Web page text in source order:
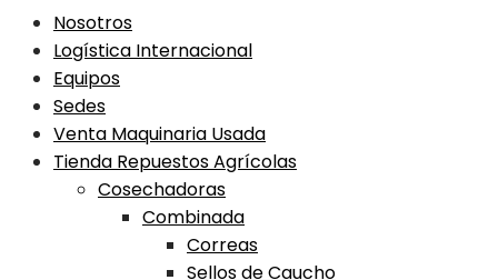
Nosotros
Logística Internacional
Equipos
Sedes
Venta Maquinaria Usada
Tienda Repuestos Agrícolas
Cosechadoras
Combinada
Correas
Sellos de Caucho